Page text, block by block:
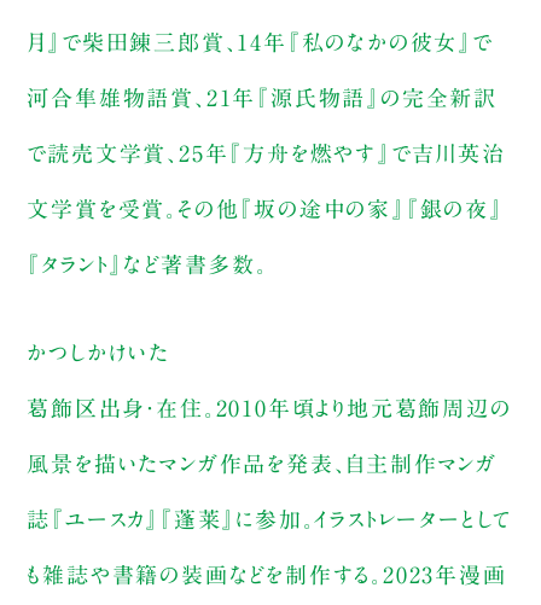
月』で柴田錬三郎賞、14年『私のなかの彼女』で
河合隼雄物語賞、21年『源氏物語』の完全新訳
で読売文学賞、25年『方舟を燃やす』で吉川英治
文学賞を受賞。その他『坂の途中の家』『銀の夜』
『タラント』など著書多数。
かつしかけいた
葛飾区出身・在住。2010年頃より地元葛飾周辺の
風景を描いたマンガ作品を発表、自主制作マンガ
誌『ユースカ』『蓬莱』に参加。イラストレーターとして
も雑誌や書籍の装画などを制作する。2023年漫画